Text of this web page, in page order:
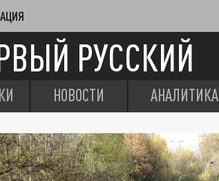
РУССКИЙ
НОВОСТИ АНАЛИТИКА